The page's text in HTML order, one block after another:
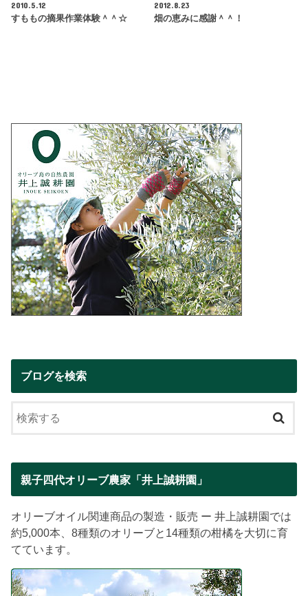
2010.5.12
すももの摘果作業体験＾＾☆
2012.8.23
畑の恵みに感謝＾＾！
ブログを検索
親子四代オリーブ農家「井上誠耕園」
オリーブオイル関連商品の製造・販売 ー 井上誠耕園では
約5,000本、8種類のオリーブと14種類の柑橘を大切に育
てています。